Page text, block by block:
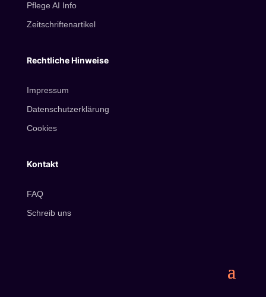
Pflege AI Info
Zeitschriftenartikel
Rechtliche Hinweise
Impressum
Datenschutzerklärung
Cookies
Kontakt
FAQ
Schreib uns